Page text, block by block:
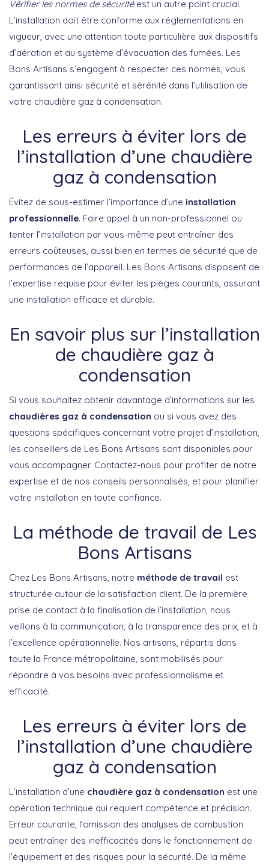
Vérifier les normes de sécuritéest un autre point crucial.
L’installation doit être conforme aux réglementations en
vigueur, avec une attention toute particulière aux dispositifs
d’aération et au système d’évacuation des fumées. Les
Bons Artisans s’engagent à respecter ces normes, vous
garantissant ainsi sécurité et sérénité dans l’utilisation de
votre chaudière gaz à condensation.
Les erreurs à éviter lors de
l’installation d’une chaudière
gaz à condensation
Évitez de sous-estimer l’importance d’une installation
professionnelle. Faire appel à un non-professionnel ou
tenter l’installation par vous-même peut entraîner des
erreurs coûteuses, aussi bien en termes de sécurité que de
performances de l’appareil. Les Bons Artisans disposent de
l’expertise requise pour éviter les pièges courants, assurant
une installation efficace et durable.
En savoir plus sur l’installation
de chaudière gaz à
condensation
Si vous souhaitez obtenir davantage d’informations sur les
chaudières gaz à condensation ou si vous avez des
questions spécifiques concernant votre projet d’installation,
les conseillers de Les Bons Artisans sont disponibles pour
vous accompagner. Contactez-nous pour profiter de notre
expertise et de nos conseils personnalisés, et pour planifier
votre installation en toute confiance.
La méthode de travail de Les
Bons Artisans
Chez Les Bons Artisans, notre méthode de travail est
structurée autour de la satisfaction client. De la première
prise de contact à la finalisation de l’installation, nous
veillons à la communication, à la transparence des prix, et à
l’excellence opérationnelle. Nos artisans, répartis dans
toute la France métropolitaine, sont mobilisés pour
répondre à vos besoins avec professionnalisme et
efficacité.
Les erreurs à éviter lors de
l’installation d’une chaudière
gaz à condensation
L’installation d’une chaudière gaz à condensation est une
opération technique qui requiert compétence et précision.
Erreur courante, l’omission des analyses de combustion
peut entraîner des inefficacités dans le fonctionnement de
l’équipement et des risques pour la sécurité. De la même